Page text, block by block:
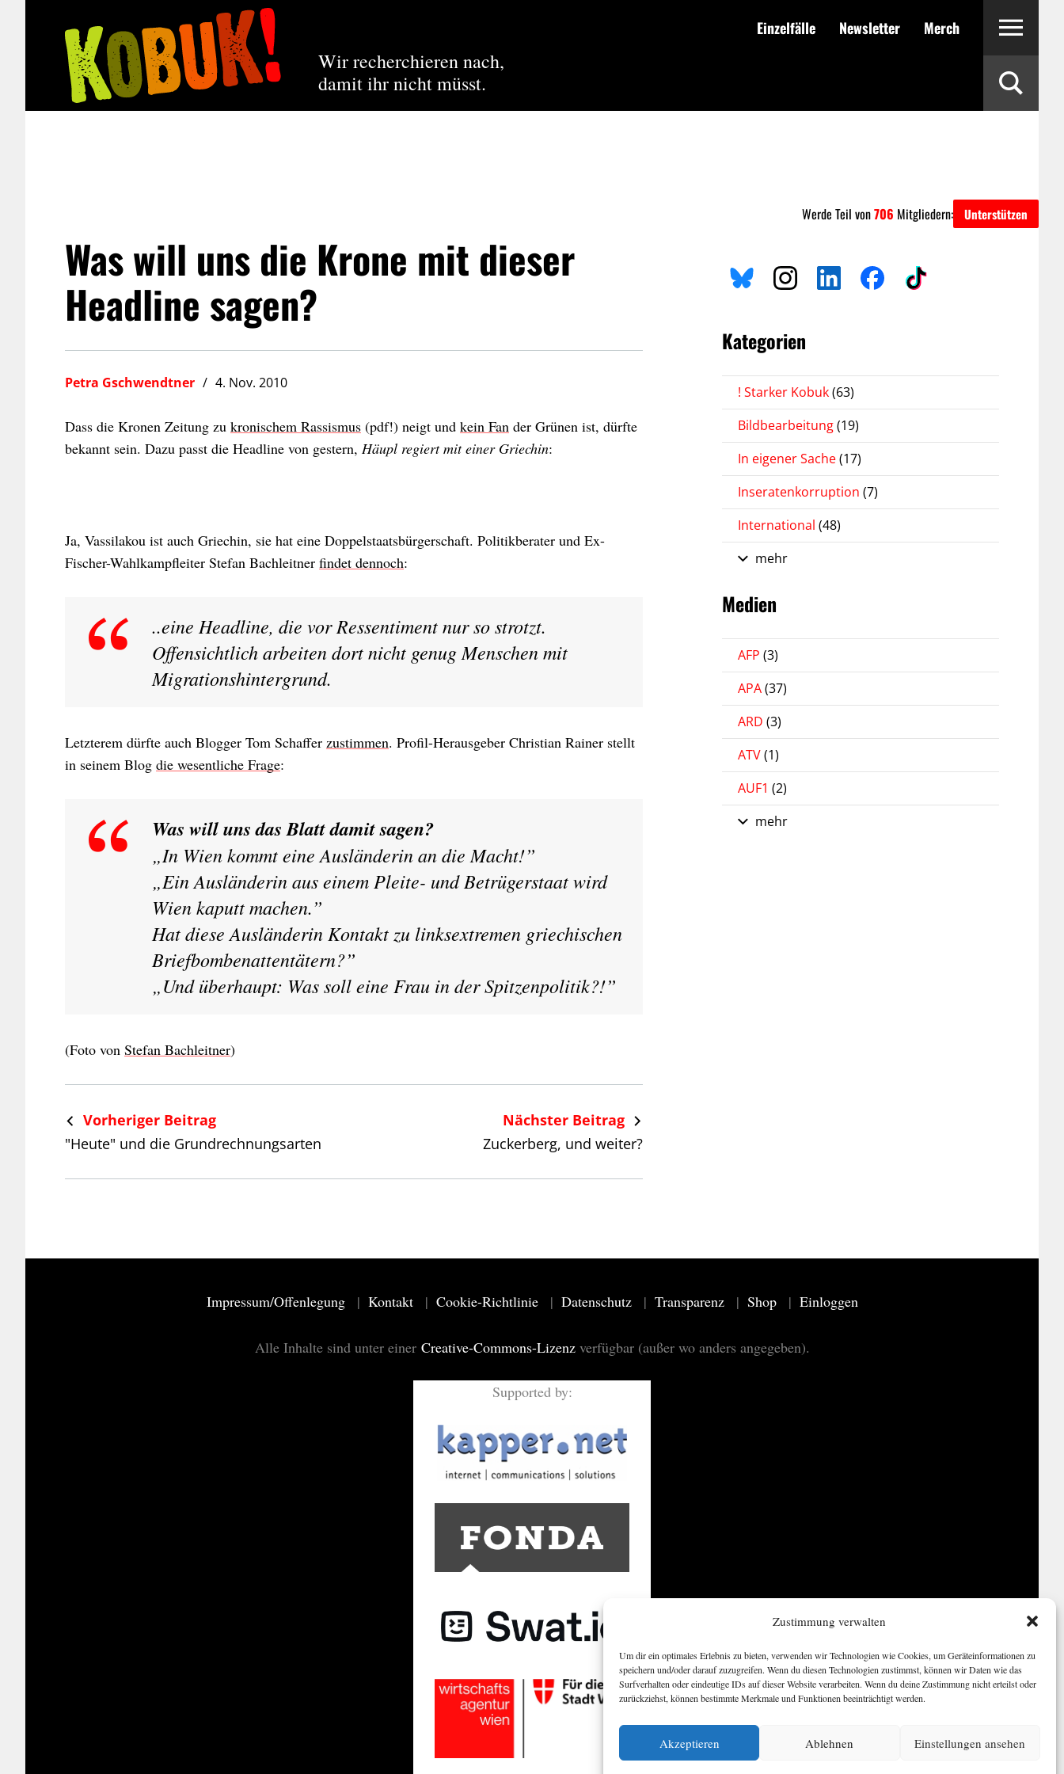
Zustimmung verwalten
Um dir ein optimales Erlebnis zu bieten, verwenden wir Technologien wie Cookies, um Geräteinformationen zu
speichern und/oder darauf zuzugreifen. Wenn du diesen Technologien zustimmst, können wir Daten wie das
Surfverhalten oder eindeutige IDs auf dieser Website verarbeiten. Wenn du deine Zustimmung nicht erteilst oder
zurückziehst, können bestimmte Merkmale und Funktionen beeinträchtigt werden.
Akzeptieren Ablehnen Einstellungen ansehen
Wir recherchieren nach,
damit ihr nicht müsst.
Einzelfälle Newsletter Merch
Werde Teil von706 Mitgliedern: Unterstützen
Kategorien
! Starker Kobuk(63)
Bildbearbeitung(19)
In eigener Sache(17)
Inseratenkorruption (7)
International (48)
mehr
Medien
AFP (3)
APA(37)
ARD (3)
ATV(1)
AUF1 (2)
mehr
Was will uns die Krone mit dieser
Headline sagen?
Petra Gschwendtner 4. Nov. 2010
Dass die Kronen Zeitung zu kronischem Rassismus (pdf!) neigt und kein Fan der Grünen ist, dürfte
bekannt sein. Dazu passt die Headline von gestern, Häupl regiert mit einer Griechin:
Ja, Vassilakou ist auch Griechin, sie hat eine Doppelstaatsbürgerschaft. Politikberater und Ex-
Fischer-Wahlkampfleiter Stefan Bachleitner findet dennoch:
..eine Headline, die vor Ressentiment nur so strotzt.
Offensichtlich arbeiten dort nicht genug Menschen mit
Migrationshintergrund.
Letzterem dürfte auch Blogger Tom Schaffer zustimmen. Profil-Herausgeber Christian Rainer stellt
in seinem Blog die wesentliche Frage:
Was will uns das Blatt damit sagen?
„In Wien kommt eine Ausländerin an die Macht!”
„Ein Ausländerin aus einem Pleite- und Betrügerstaat wird
Wien kaputt machen.”
Hat diese Ausländerin Kontakt zu linksextremen griechischen
Briefbombenattentätern?”
„Und überhaupt: Was soll eine Frau in der Spitzenpolitik?!”
(Foto von Stefan Bachleitner)
Vorheriger Beitrag
"Heute" und die Grundrechnungsarten
Nächster Beitrag
Zuckerberg, und weiter?
Impressum/Offenlegung Kontakt Cookie-Richtlinie Datenschutz Transparenz Shop Einloggen
Alle Inhalte sind unter einer Creative-Commons-Lizenzverfügbar (außer wo anders angegeben).
Supported by: